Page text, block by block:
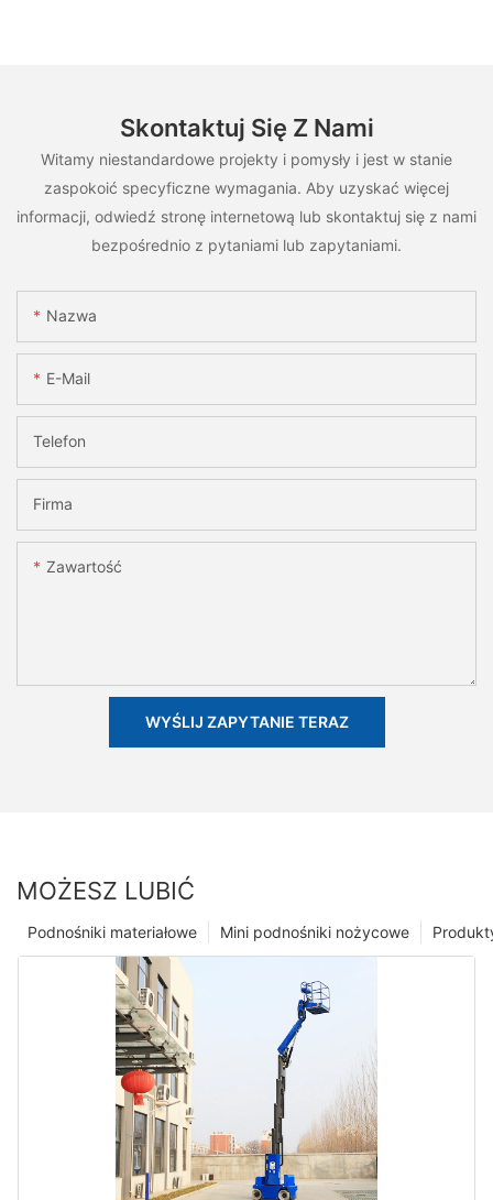
Skontaktuj Się Z Nami
Witamy niestandardowe projekty i pomysły i jest w stanie
zaspokoić specyficzne wymagania. Aby uzyskać więcej
informacji, odwiedź stronę internetową lub skontaktuj się z nami
bezpośrednio z pytaniami lub zapytaniami.
Nazwa
E-Mail
Telefon
Firma
Zawartość
WYŚLIJ ZAPYTANIE TERAZ
MOŻESZ LUBIĆ
Mini podnośniki nożycowe
Podnośniki materiałowe